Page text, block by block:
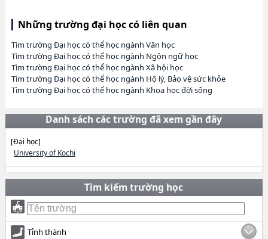
Những trường đại học có liên quan
Tìm trường Đại học có thể học ngành Văn học
Tìm trường Đại học có thể học ngành Ngôn ngữ học
Tìm trường Đại học có thể học ngành Xã hội học
Tìm trường Đại học có thể học ngành Hộ lý, Bảo vệ sức khỏe
Tìm trường Đại học có thể học ngành Khoa học đời sống
Danh sách các trường đã xem gần đây
[Đại học]
University of Kochi
Tìm kiếm trường học
Tỉnh thành